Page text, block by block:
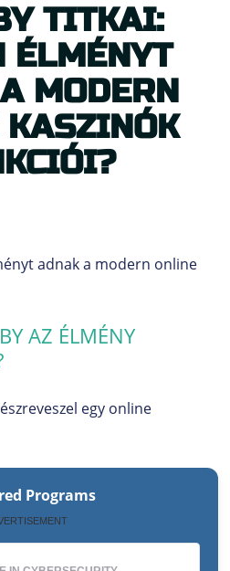
TITKAI:
ÉLMÉNYT
MODERN
adnak a modern online
AZ ÉLMÉNY
egy online
Programs